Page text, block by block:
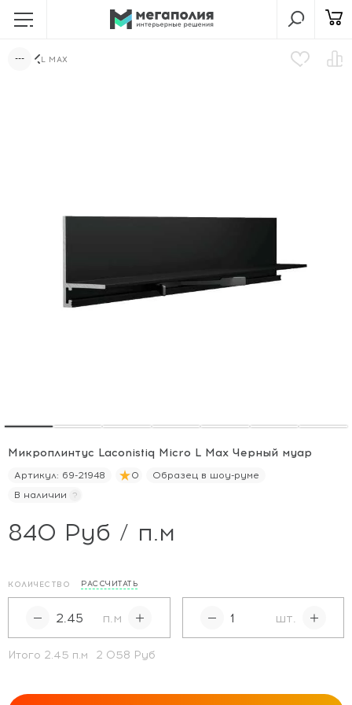
L MAX
Микроплинтус Laconistiq Micro L Max Черный муар
Артикул: 69-21948 0
Образец в шоу-руме
В наличии
840 Руб / п.м
КОЛИЧЕСТВО РАССЧИТАТЬ
п.м шт.
Итого 2.45 п.м 2 058 Руб